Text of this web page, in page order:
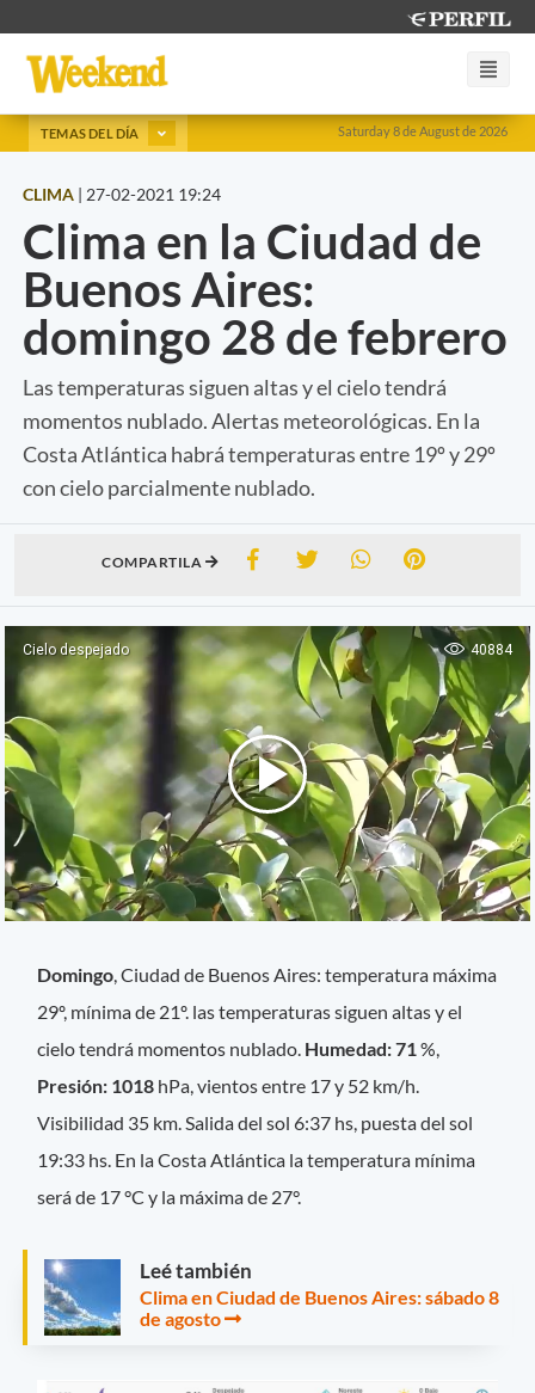
Saturday 8 de August de 2026
TEMAS DEL DÍA
CLIMA | 27-02-2021 19:24
Clima en la Ciudad de
Buenos Aires:
domingo 28 de febrero
Las temperaturas siguen altas y el cielo tendrá
momentos nublado. Alertas meteorológicas. En la
Costa Atlántica habrá temperaturas entre 19º y 29º
con cielo parcialmente nublado.
COMPARTILA
Domingo , Ciudad de Buenos Aires: temperatura máxima
29º, mínima de 21º. las temperaturas siguen altas y el
cielo tendrá momentos nublado. Humedad: 71 %,
Presión: 1018 hPa, vientos entre 17 y 52 km/h.
Visibilidad 35 km. Salida del sol 6:37 hs, puesta del sol
19:33 hs. En la Costa Atlántica la temperatura mínima
será de 17 °C y la máxima de 27°.
Leé también
Clima en Ciudad de Buenos Aires: sábado 8
de agosto